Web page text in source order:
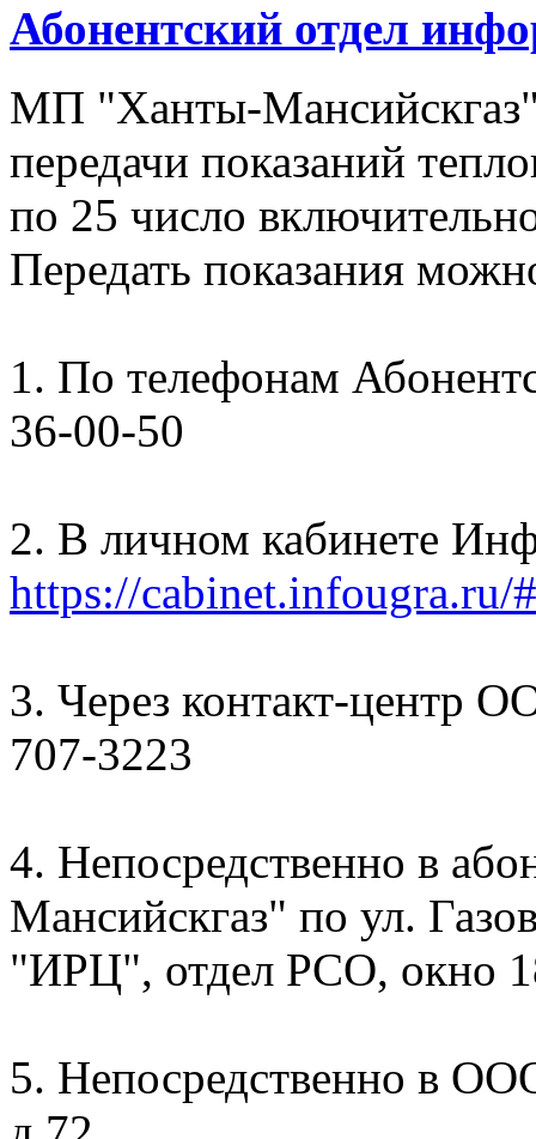
Абонентский отдел
МП "Ханты-Мансийскгаз"
передачи показаний
по 25 число
Передать показания
1. По телефонам
36-00-50
2. В личном кабинете
https://cabinet.infougra.ru/
3. Через контакт-центр
707-3223
4. Непосредственно в
Мансийскгаз" по ул.
"ИРЦ", отдел РСО, окно
5. Непосредственно в